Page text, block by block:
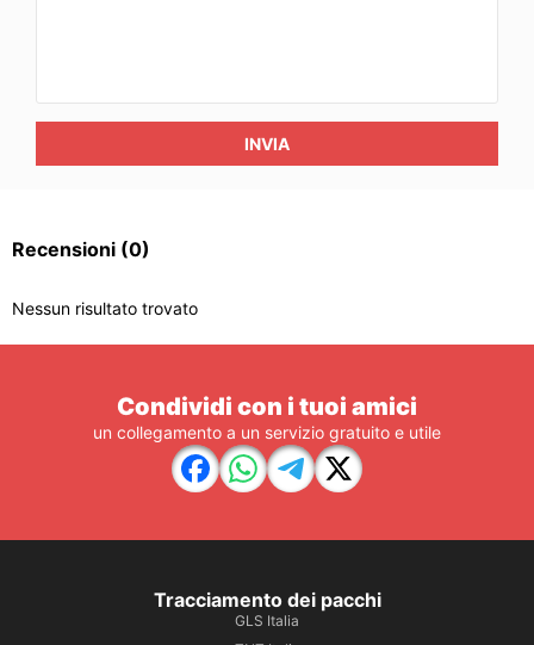
INVIA
Recensioni (0)
Nessun risultato trovato
Condividi con i tuoi amici
un collegamento a un servizio gratuito e utile
Tracciamento dei pacchi
GLS Italia